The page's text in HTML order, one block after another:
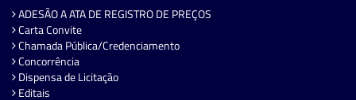
ADESÃO A ATA DE REGISTRO DE PREÇOS
Carta Convite
Chamada Pública/Credenciamento
Concorrência
Dispensa de Licitação
Editais